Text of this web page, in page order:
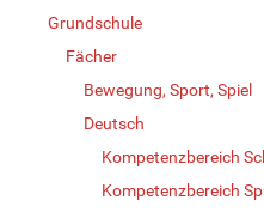
Grundschule
Fächer
Bewegung, Sport, Spiel
Deutsch
Kompetenzbereich
Kompetenzbereich